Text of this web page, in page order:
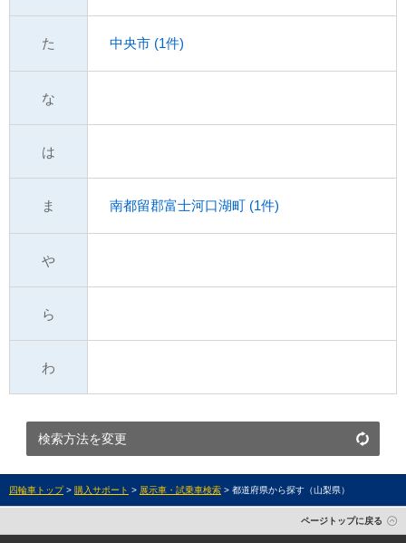
た 中央市 (1件)
な
は
ま 南都留郡富士河口湖町 (1件)
や
ら
わ
検索方法を変更
四輪車トップ> 購入サポート > 展示車・試乗車検索 > 都道府県から探す（山梨県）
ページトップに戻る